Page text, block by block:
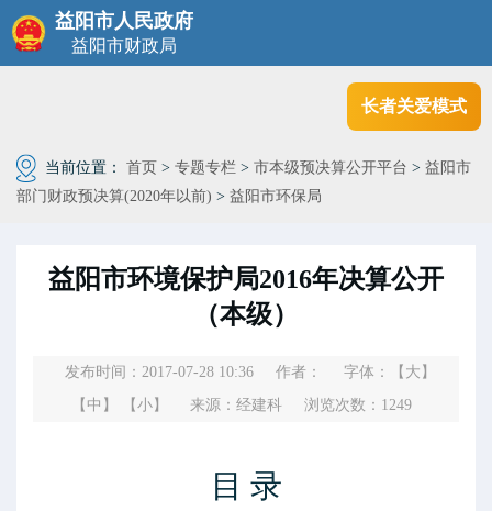
长者关爱模式
益阳市人民政府
益阳市财政局
当前位置： 首页 > 专题专栏 > 市本级预决算公开平台 > 益阳市
部门财政预决算(2020年以前) > 益阳市环保局
益阳市环境保护局2016年决算公开
（本级）
发布时间：2017-07-28 10:36 作者： 字体：
【大】
【中】
【小】 来源：经建科 浏览次数： 1249
目 录